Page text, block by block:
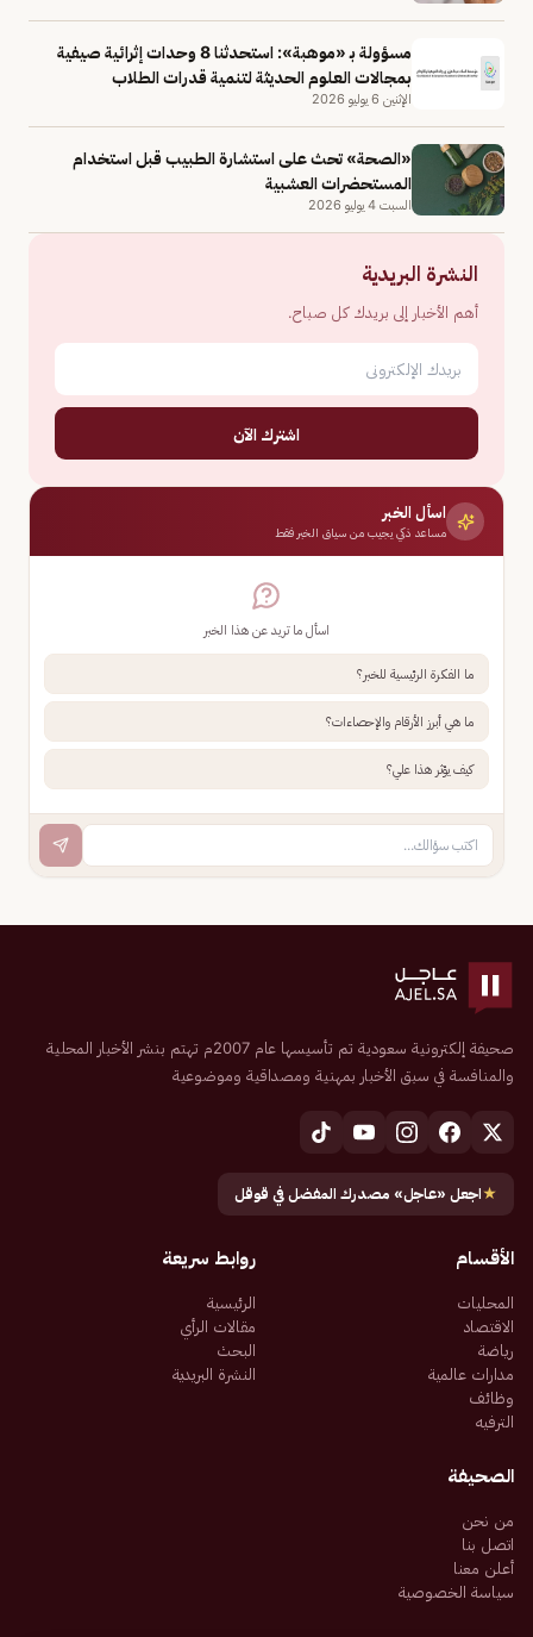
مسؤولة بـ «موهبة»: استحدثنا 8 وحدات إثرائية صيفية
بمجالات العلوم الحديثة لتنمية قدرات الطلاب
الإثنين 6 يوليو 2026
«الصحة» تحث على استشارة الطبيب قبل استخدام
المستحضرات العشبية
السبت 4 يوليو 2026
النشرة البريدية
أهم الأخبار إلى بريدك كل صباح.
اشترك الآن
اسأل الخبر
مساعد ذكي يجيب من سياق الخبر فقط
اسأل ما تريد عن هذا الخبر
ما الفكرة الرئيسية للخبر؟
ما هي أبرز الأرقام والإحصاءات؟
كيف يؤثر هذا علي؟
صحيفة إلكترونية سعودية تم تأسيسها عام 2007م تهتم بنشر الأخبار المحلية
والمنافسة في سبق الأخبار بمهنية ومصداقية وموضوعية
★اجعل «عاجل» مصدرك المفضل في قوقل
الأقسام
المحليات
الاقتصاد
رياضة
مدارات عالمية
وظائف
الترفيه
روابط سريعة
الرئيسية
مقالات الرأي
البحث
النشرة البريدية
الصحيفة
من نحن
اتصل بنا
أعلن معنا
سياسة الخصوصية